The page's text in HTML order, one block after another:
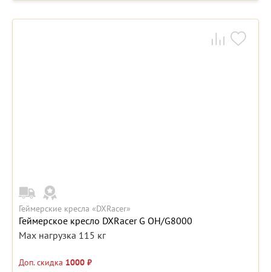
Геймерские кресла «DXRacer»
Геймерское кресло DXRacer G OH/G8000
Max нагрузка 115 кг
Доп. скидка 1000 ₽